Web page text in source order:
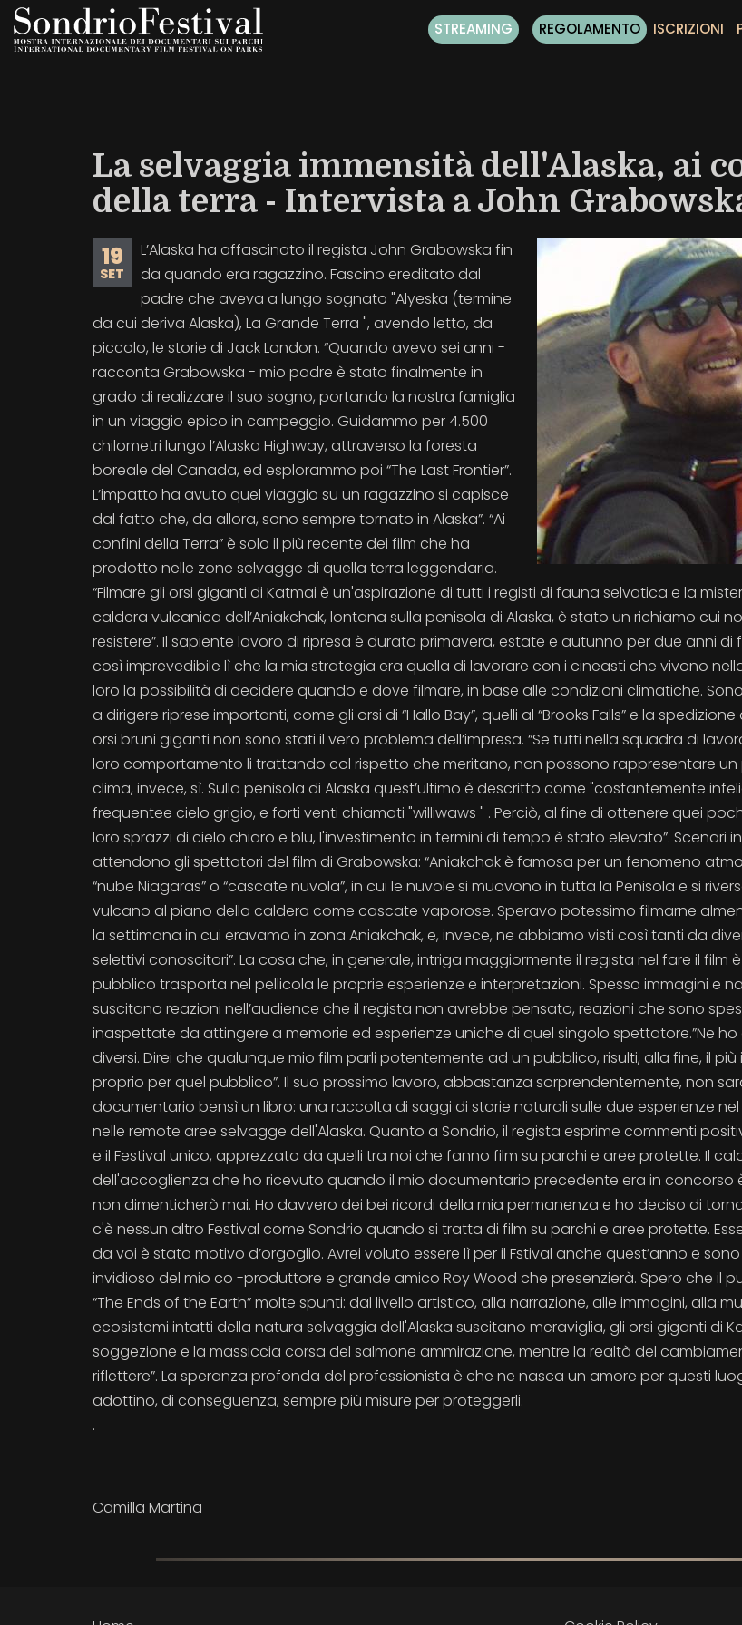
Salta
STREAMING REGOLAMENTO ISCRIZIONI
La selvaggia immensità dell'Alaska, ai
della terra - Intervista a John
19
SET
L’Alaska ha affascinato il regista John Grabowska fin
da quando era ragazzino. Fascino ereditato dal
padre che aveva a lungo sognato "Alyeska (termine
da cui deriva Alaska), La Grande Terra ", avendo letto, da
piccolo, le storie di Jack London. “Quando avevo sei anni -
racconta Grabowska - mio padre è stato finalmente in
grado di realizzare il suo sogno, portando la nostra famiglia
in un viaggio epico in campeggio. Guidammo per 4.500
chilometri lungo l’Alaska Highway, attraverso la foresta
boreale del Canada, ed esplorammo poi “The Last Frontier”.
L’impatto ha avuto quel viaggio su un ragazzino si capisce
dal fatto che, da allora, sono sempre tornato in Alaska”. “Ai
confini della Terra” è solo il più recente dei film che ha
prodotto nelle zone selvagge di quella terra leggendaria.
“Filmare gli orsi giganti di Katmai è un'aspirazione di tutti i registi di fauna selvatica e la
caldera vulcanica dell’Aniakchak, lontana sulla penisola di Alaska, è stato un richiamo cui
resistere”. Il sapiente lavoro di ripresa è durato primavera, estate e autunno per due anni di
così imprevedibile lì che la mia strategia era quella di lavorare con i cineasti che vivono
loro la possibilità di decidere quando e dove filmare, in base alle condizioni climatiche.
a dirigere riprese importanti, come gli orsi di “Hallo Bay”, quelli al “Brooks Falls” e la spedizione
orsi bruni giganti non sono stati il vero problema dell’impresa. “Se tutti nella squadra di
loro comportamento li trattando col rispetto che meritano, non possono rappresentare un
clima, invece, sì. Sulla penisola di Alaska quest’ultimo è descritto come "costantemente
frequentee cielo grigio, e forti venti chiamati "williwaws " . Perciò, al fine di ottenere quei
loro sprazzi di cielo chiaro e blu, l'investimento in termini di tempo è stato elevato”. Scenari
attendono gli spettatori del film di Grabowska: “Aniakchak è famosa per un fenomeno
“nube Niagaras” o “cascate nuvola”, in cui le nuvole si muovono in tutta la Penisola e si
vulcano al piano della caldera come cascate vaporose. Speravo potessimo filmarne
la settimana in cui eravamo in zona Aniakchak, e, invece, ne abbiamo visti così tanti da
selettivi conoscitori”. La cosa che, in generale, intriga maggiormente il regista nel fare il film
pubblico trasporta nel pellicola le proprie esperienze e interpretazioni. Spesso immagini e
suscitano reazioni nell’audience che il regista non avrebbe pensato, reazioni che sono
inaspettate da attingere a memorie ed esperienze uniche di quel singolo spettatore.”Ne
diversi. Direi che qualunque mio film parli potentemente ad un pubblico, risulti, alla fine, il
proprio per quel pubblico”. Il suo prossimo lavoro, abbastanza sorprendentemente, non
documentario bensì un libro: una raccolta di saggi di storie naturali sulle due esperienze
nelle remote aree selvagge dell'Alaska. Quanto a Sondrio, il regista esprime commenti
e il Festival unico, apprezzato da quelli tra noi che fanno film su parchi e aree protette. Il
dell'accoglienza che ho ricevuto quando il mio documentario precedente era in concorso
non dimenticherò mai. Ho davvero dei bei ricordi della mia permanenza e ho deciso di
c'è nessun altro Festival come Sondrio quando si tratta di film su parchi e aree protette.
da voi è stato motivo d’orgoglio. Avrei voluto essere lì per il Fstival anche quest’anno e
invidioso del mio co -produttore e grande amico Roy Wood che presenzierà. Spero che il
“The Ends of the Earth” molte spunti: dal livello artistico, alla narrazione, alle immagini, alla
ecosistemi intatti della natura selvaggia dell'Alaska suscitano meraviglia, gli orsi giganti di
soggezione e la massiccia corsa del salmone ammirazione, mentre la realtà del
riflettere”. La speranza profonda del professionista è che ne nasca un amore per questi
adottino, di conseguenza, sempre più misure per proteggerli.
.
Camilla Martina